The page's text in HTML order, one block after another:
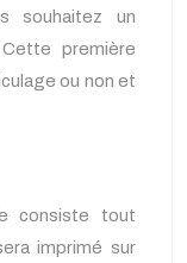
souhaitez un
première
ou non et
consiste tout
imprimé sur